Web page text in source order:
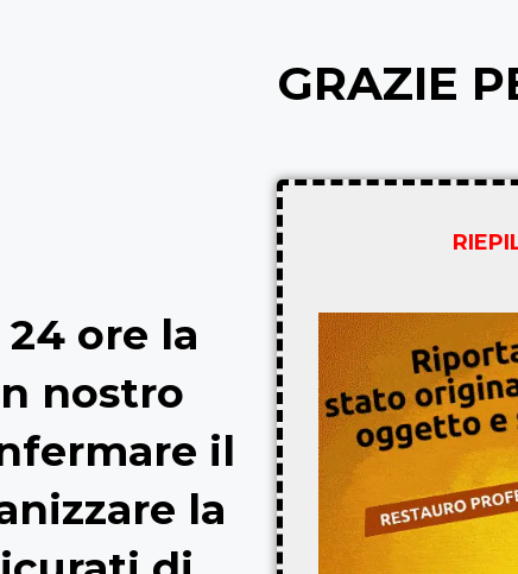
GRAZIE
ore la
nostro
il
la